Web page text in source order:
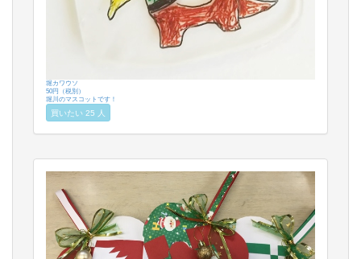
堀カワウソ
50円（税別）
堀川のマスコットです！
買いたい 25 人